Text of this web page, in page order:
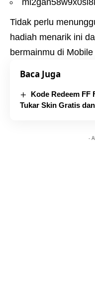
Tidak perlu
hadiah menarik ini
bermainmu di
Baca Juga
Kode Redeem FF
Tukar Skin Gratis
-